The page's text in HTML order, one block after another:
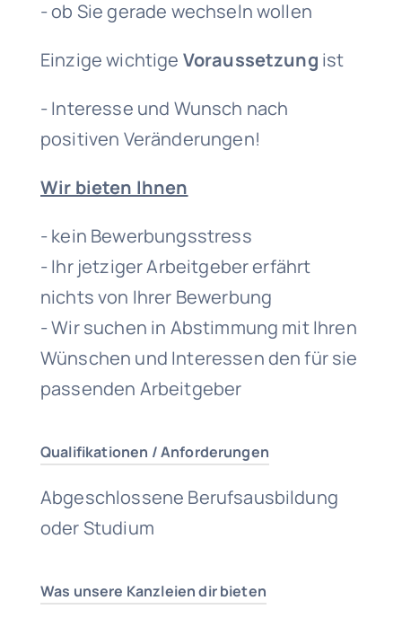
- ob Sie gerade wechseln wollen
Einzige wichtige Voraussetzung ist
- Interesse und Wunsch nach
positiven Veränderungen!
Wir bieten Ihnen
- kein Bewerbungsstress
- Ihr jetziger Arbeitgeber erfährt
nichts von Ihrer Bewerbung
- Wir suchen in Abstimmung mit Ihren
Wünschen und Interessen den für sie
passenden Arbeitgeber
Qualifikationen / Anforderungen
Abgeschlossene Berufsausbildung
oder Studium
Was unsere Kanzleien dir bieten